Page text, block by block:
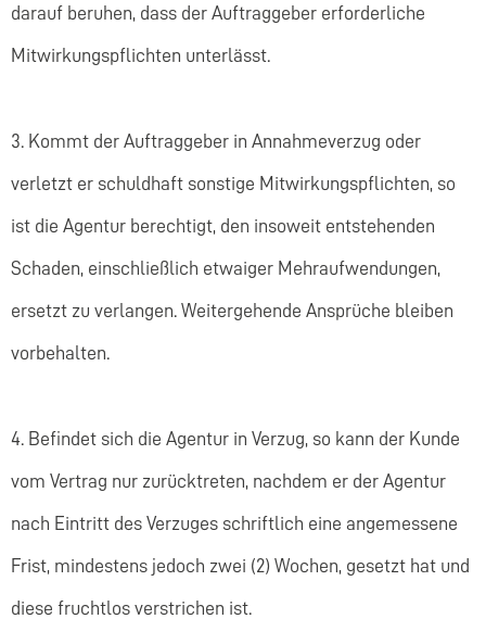
darauf beruhen, dass der Auftraggeber erforderliche
Mitwirkungspflichten unterlässt.
3. Kommt der Auftraggeber in Annahmeverzug oder
verletzt er schuldhaft sonstige Mitwirkungspflichten, so
ist die Agentur berechtigt, den insoweit entstehenden
Schaden, einschließlich etwaiger Mehraufwendungen,
ersetzt zu verlangen. Weitergehende Ansprüche bleiben
vorbehalten.
4. Befindet sich die Agentur in Verzug, so kann der Kunde
vom Vertrag nur zurücktreten, nachdem er der Agentur
nach Eintritt des Verzuges schriftlich eine angemessene
Frist, mindestens jedoch zwei (2) Wochen, gesetzt hat und
diese fruchtlos verstrichen ist.